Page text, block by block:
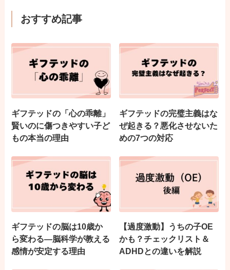
おすすめ記事
ギフテッドの「心の乖離」
賢いのに傷つきやすい子ど
もの本当の理由
ギフテッドの完璧主義はな
ぜ起きる？悪化させないた
めの7つの対応
ギフテッドの脳は10歳か
ら変わる—脳科学が教える
感情が安定する理由
【過度激動】うちの子OE
かも？チェックリスト＆
ADHDとの違いを解説